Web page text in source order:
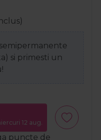
si primesti un
12 aug.
puncte de